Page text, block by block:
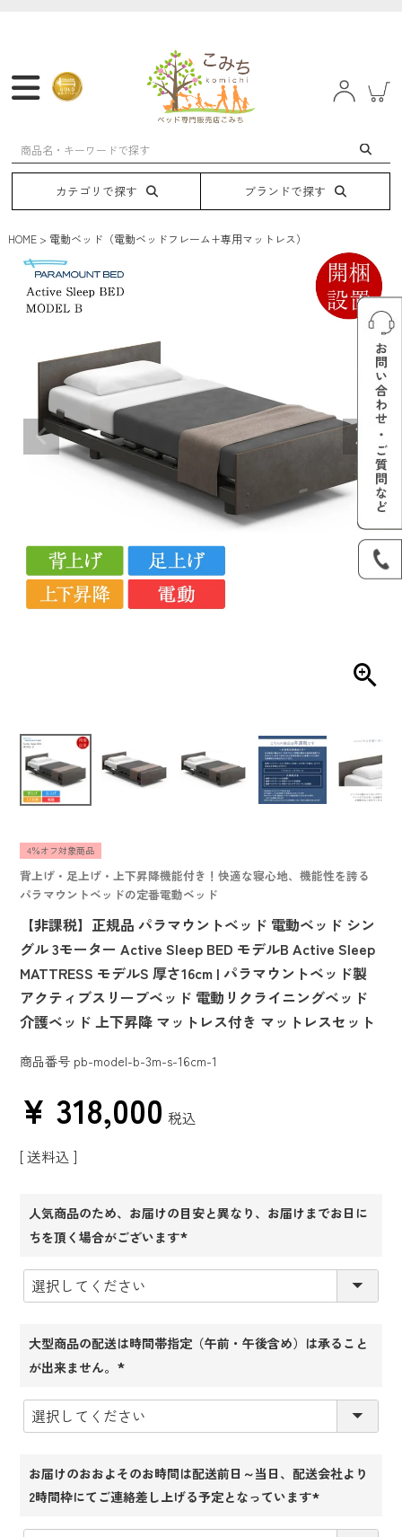
マットレス フレーム ベッド 電動ベッド
カテゴリで探す ブランドで探す
HOME 電動ベッド（電動ベッドフレーム+専用マットレス）
4％オフ対象商品
背上げ・足上げ・上下昇降機能付き！快適な寝心地、機能性を誇る
パラマウントベッドの定番電動ベッド
【非課税】正規品 パラマウントベッド 電動ベッド シン
グル 3モーター Active Sleep BED モデルB Active Sleep
MATTRESS モデルS 厚さ16cm | パラマウントベッド製
アクティブスリープベッド 電動リクライニングベッド
介護ベッド 上下昇降 マットレス付き マットレスセット
商品番号 pb-model-b-3m-s-16cm-1
¥ 318,000 税込
送料込
人気商品のため、お届けの目安と異なり、お届けまでお日に
ちを頂く場合がございます
大型商品の配送は時間帯指定（午前・午後含め）は承ること
が出来ません。
須)
お届けのおおよそのお時間は配送前日～当日、配送会社より
2時間枠にてご連絡差し上げる予定となっています